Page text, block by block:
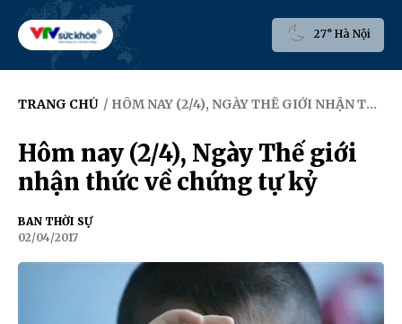
27° Hà Nội
TRANG CHỦ / HÔM NAY (2/4), NGÀY THẾ GIỚI NHẬN THỨC VỀ CHỨNG TỰ KỶ
Hôm nay (2/4), Ngày Thế giới
nhận thức về chứng tự kỷ
BAN THỜI SỰ
02/04/2017